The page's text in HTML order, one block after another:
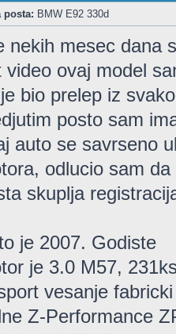
posta: BMW E92 330d
nekih mesec dana
video ovaj model
bio prelep iz
posto sam
auto se savrseno
odlucio sam
skuplja
je 2007. Godiste
je 3.0 M57,
vesanje fabricki
Z-Performance